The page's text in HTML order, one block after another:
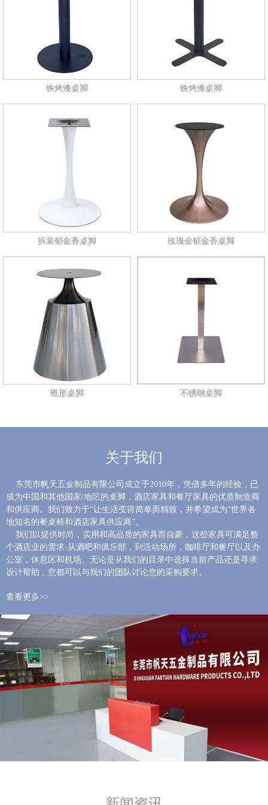
铁烤漆桌脚 铁烤漆桌脚
拆装郁金香桌脚 玫瑰金郁金香桌脚
锥形桌脚 不锈钢桌脚
关于我们
东莞市帆天五金制品有限公司成立于2010年，凭借多年的经验，已
成为中国和其他国家/地区的桌脚，酒店家具和餐厅家具的优质制造商
和供应商。我们致力于“让生活变得简单而精致，并希望成为“世界各
地知名的餐桌椅和酒店家具供应商”。
我们以提供时尚，实用和高品质的家具而自豪，这些家具可满足整
个酒店业的需求-从酒吧和俱乐部，到活动场所，咖啡厅和餐厅以及办
公室，休息区和机场。无论是从我们的目录中选择当前产品还是寻求
设计帮助，您都可以与我们的团队讨论您的采购要求。
查看更多>>